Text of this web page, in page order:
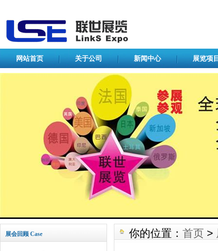
网站首页 关于公司 新闻中心 展览项
展会回顾 Case 你的位置： 首页 >